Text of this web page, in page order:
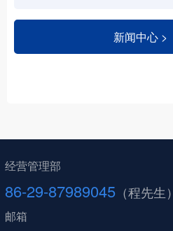
新闻中心 >
经营管理部
86-29-87989045 （程先生）
邮箱